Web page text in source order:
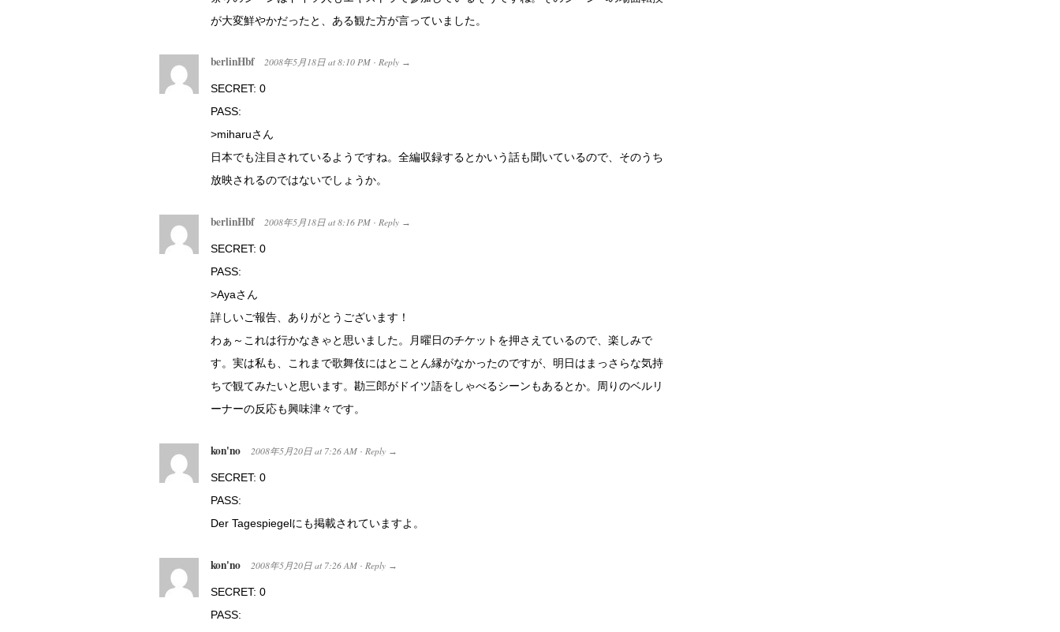
が大変鮮やかだったと、ある観た方が言っていました。
berlinHbf 2008年5月18日 at 8:10 PM · Reply →
SECRET: 0
PASS:
>miharuさん
日本でも注目されているようですね。全編収録するとかいう話も聞いているので、そのうち
放映されるのではないでしょうか。
berlinHbf 2008年5月18日 at 8:16 PM · Reply →
SECRET: 0
PASS:
>Ayaさん
詳しいご報告、ありがとうございます！
わぁ～これは行かなきゃと思いました。月曜日のチケットを押さえているので、楽しみで
す。実は私も、これまで歌舞伎にはとことん縁がなかったのですが、明日はまっさらな気持
ちで観てみたいと思います。勘三郎がドイツ語をしゃべるシーンもあるとか。周りのベルリ
ーナーの反応も興味津々です。
kon'no 2008年5月20日 at 7:26 AM · Reply →
SECRET: 0
PASS:
Der Tagespiegelにも掲載されていますよ。
kon'no 2008年5月20日 at 7:26 AM · Reply →
SECRET: 0
PASS: